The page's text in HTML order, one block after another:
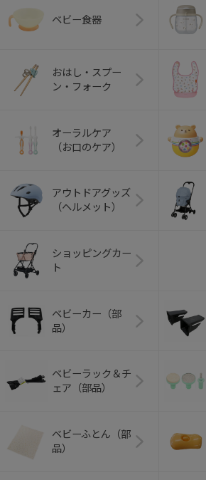
ベビー食器
おはし・スプー
ン・フォーク
オーラルケア
（お口のケア）
アウトドアグッズ
（ヘルメット）
ショッピングカー
ト
ベビーカー（部
品）
ベビーラック＆チ
ェア（部品）
ベビーふとん（部
品）